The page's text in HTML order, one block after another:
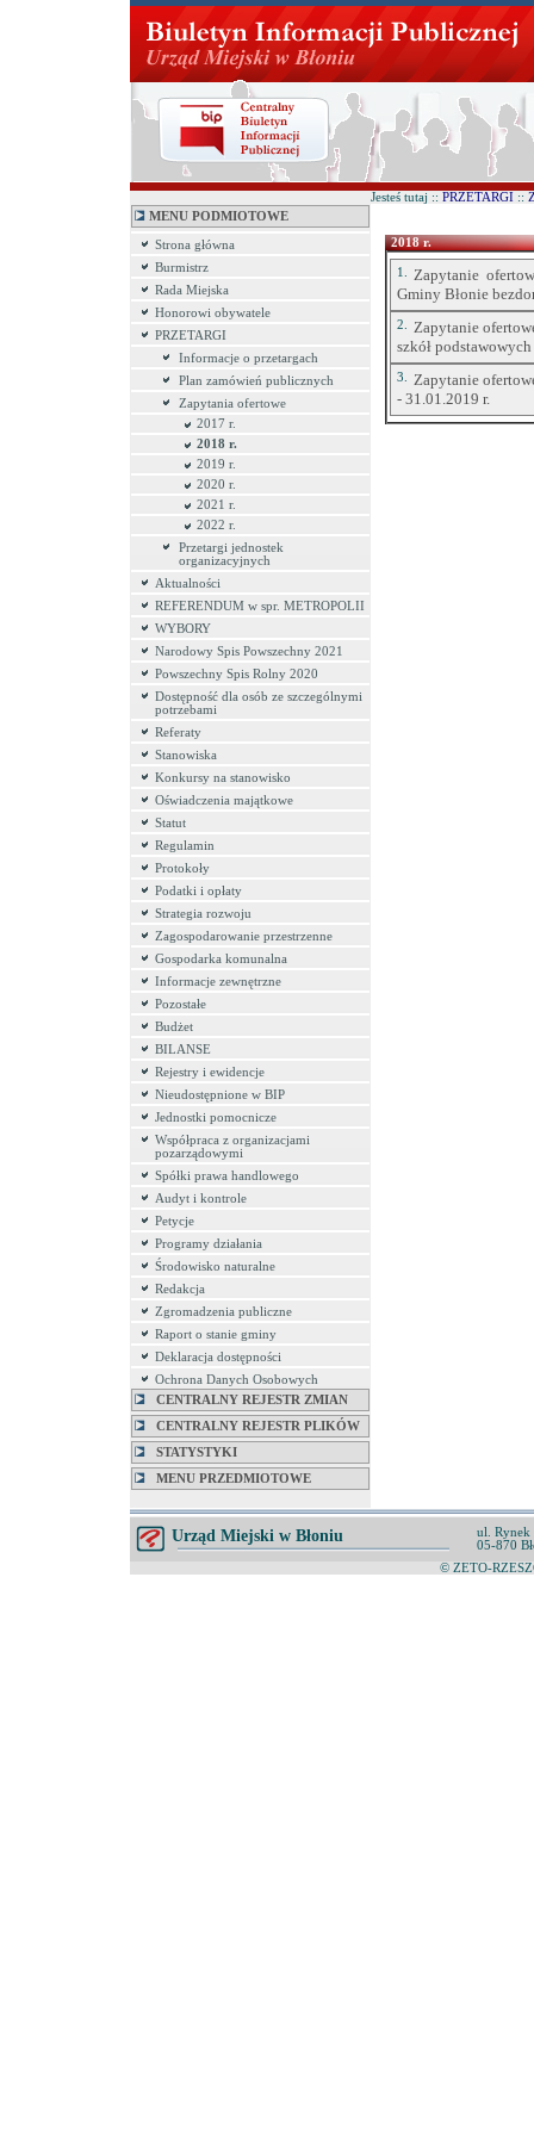
MENU PODMIOTOWE
Strona główna
Burmistrz
Rada Miejska
Honorowi obywatele
PRZETARGI
Informacje o przetargach
Plan zamówień publicznych
Zapytania ofertowe
2017 r.
2018 r.
2019 r.
2020 r.
2021 r.
2022 r.
Przetargi jednostek
organizacyjnych
Aktualności
REFERENDUM w spr. METROPOLII
WYBORY
Narodowy Spis Powszechny 2021
Powszechny Spis Rolny 2020
Dostępność dla osób ze szczególnymi
potrzebami
Referaty
Stanowiska
Konkursy na stanowisko
Oświadczenia majątkowe
Statut
Regulamin
Protokoły
Podatki i opłaty
Strategia rozwoju
Zagospodarowanie przestrzenne
Gospodarka komunalna
Informacje zewnętrzne
Pozostałe
Budżet
BILANSE
Rejestry i ewidencje
Nieudostępnione w BIP
Jednostki pomocnicze
Współpraca z organizacjami
pozarządowymi
Spółki prawa handlowego
Audyt i kontrole
Petycje
Programy działania
Środowisko naturalne
Redakcja
Zgromadzenia publiczne
Raport o stanie gminy
Deklaracja dostępności
Ochrona Danych Osobowych
CENTRALNY REJESTR ZMIAN
CENTRALNY REJESTR PLIKÓW
STATYSTYKI
MENU PRZEDMIOTOWE
Jesteś tutaj :: PRZETARGI ::
2018 r.
1.
Zapytanie
Gminy Błonie
2.
Zapytanie
szkół
3.
Zapytanie
- 31.01.2019 r.
Urząd Miejski w Błoniu
ul. Rynek
05-870
© ZETO-